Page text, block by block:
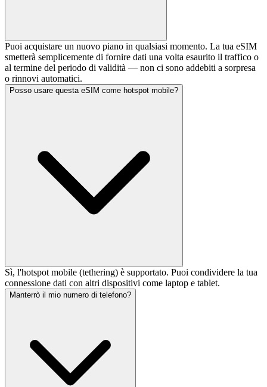
Puoi acquistare un nuovo piano in qualsiasi momento. La tua eSIM
smetterà semplicemente di fornire dati una volta esaurito il traffico o
al termine del periodo di validità — non ci sono addebiti a sorpresa
o rinnovi automatici.
Posso usare questa eSIM come hotspot mobile?
Sì, l'hotspot mobile (tethering) è supportato. Puoi condividere la tua
connessione dati con altri dispositivi come laptop e tablet.
Manterrò il mio numero di telefono?